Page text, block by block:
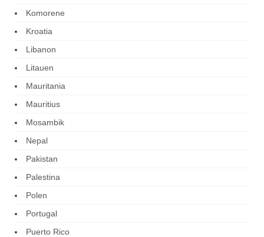
Komorene
Kroatia
Libanon
Litauen
Mauritania
Mauritius
Mosambik
Nepal
Pakistan
Palestina
Polen
Portugal
Puerto Rico